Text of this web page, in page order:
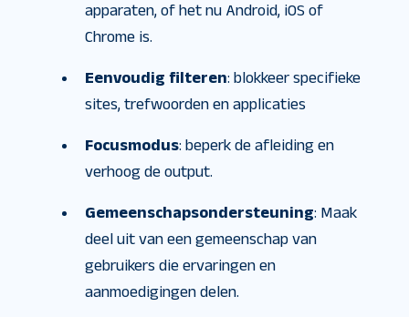
apparaten, of het nu Android, iOS of
Chrome is.
Eenvoudig filteren: blokkeer specifieke
sites, trefwoorden en applicaties
Focusmodus: beperk de afleiding en
verhoog de output.
Gemeenschapsondersteuning: Maak
deel uit van een gemeenschap van
gebruikers die ervaringen en
aanmoedigingen delen.